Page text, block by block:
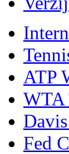
ATP
WTA
Fed